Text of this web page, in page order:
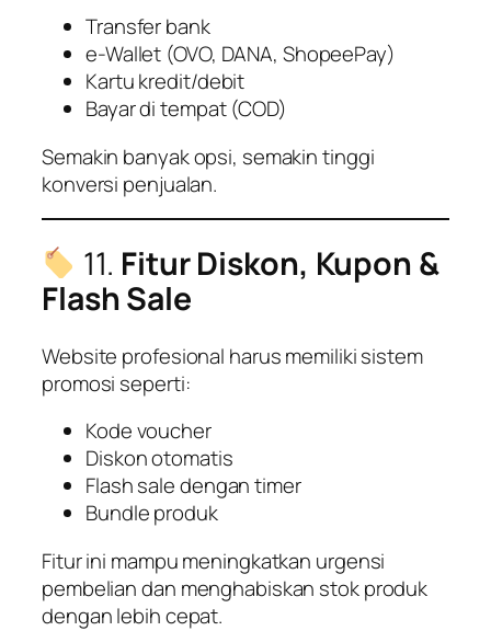
Transfer bank
e-Wallet (OVO, DANA, ShopeePay)
Kartu kredit/debit
Bayar di tempat (COD)
Semakin banyak opsi, semakin tinggi
konversi penjualan.
11. Fitur Diskon, Kupon &
Flash Sale
Website profesional harus memiliki sistem
promosi seperti:
Kode voucher
Diskon otomatis
Flash sale dengan timer
Bundle produk
Fitur ini mampu meningkatkan urgensi
pembelian dan menghabiskan stok produk
dengan lebih cepat.